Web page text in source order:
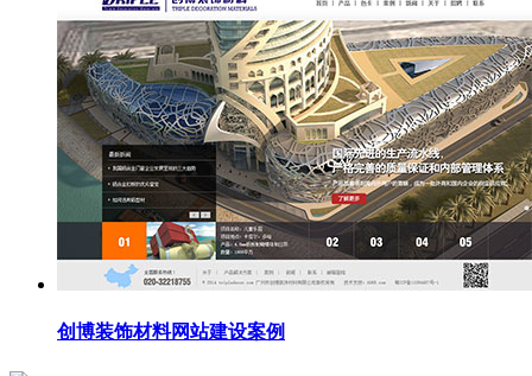
创博装饰材料网站建设案例